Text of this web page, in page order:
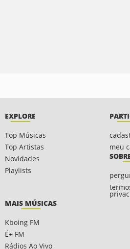
EXPLORE
Top Músicas
Top Artistas
Novidades
Playlists
meu
MAIS MÚSICAS
Kboing FM
É+ FM
Rádios Ao Vivo